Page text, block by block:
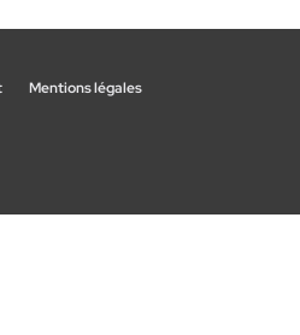
Mentions légales